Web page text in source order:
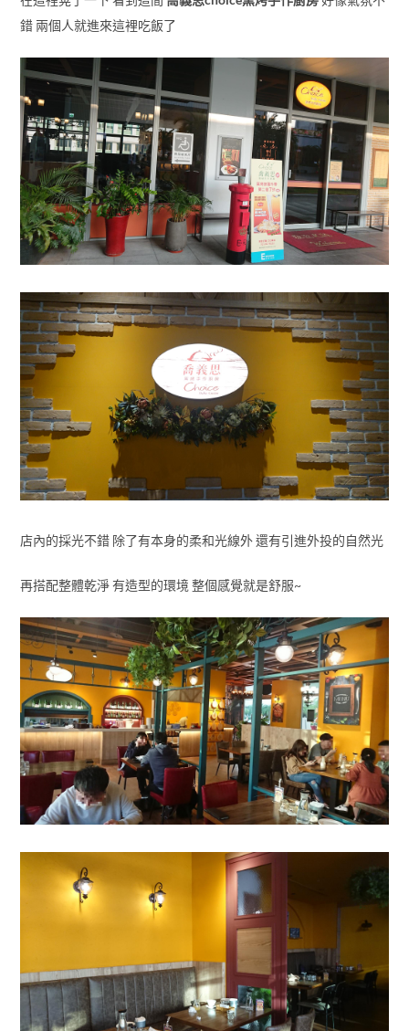
錯 兩個人就進來這裡吃飯了
店內的採光不錯 除了有本身的柔和光線外 還有引進外投的自然光
再搭配整體乾淨 有造型的環境 整個感覺就是舒服~